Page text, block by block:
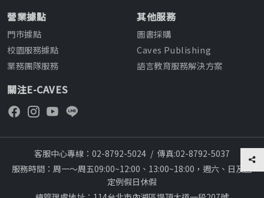
營業據點
門市據點
校園服務據點
業務團隊服務
其他服務
圖書採購
Caves Publishing
語言教育服務解決方案
關注E-CAVES
客服中心專線：02-8792-5024 / 傳真:02-8792-5037
服務時間：周一～周五09:00~12:00、13:00~18:00，週六、日及國
定例假日休假